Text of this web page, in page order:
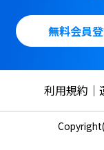
無料会員
利用規約